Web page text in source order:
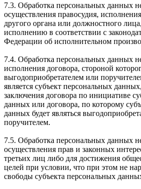
7.3. Обработка персональных данных
осуществления правосудия,
другого органа или должностного
исполнению в соответствии с
Федерации об исполнительном
7.4. Обработка персональных данных
исполнения договора, стороной
выгодоприобретателем или
является субъект персональных
заключения договора по инициативе
данных или договора, по которому
данных будет являться
поручителем.
7.5. Обработка персональных данных
осуществления прав и законных
третьих лиц либо для достижения
целей при условии, что при этом не
свободы субъекта персональных